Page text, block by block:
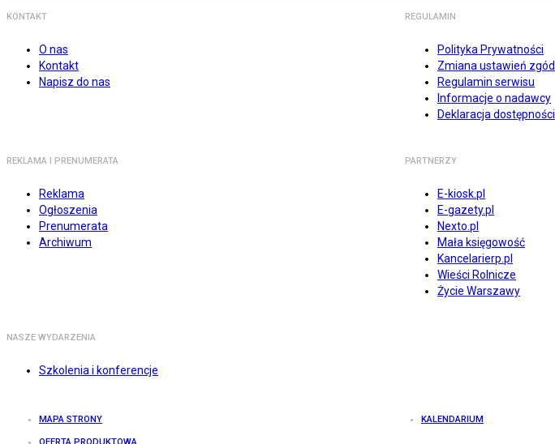
KONTAKT
O nas
Kontakt
Napisz do nas
REGULAMIN
Polityka Prywatności
Zmiana ustawień zgód
Regulamin serwisu
Informacje o nadawcy
Deklaracja dostępności
REKLAMA I PRENUMERATA
Reklama
Ogłoszenia
Prenumerata
Archiwum
PARTNERZY
E-kiosk.pl
E-gazety.pl
Nexto.pl
Mała księgowość
Kancelarierp.pl
Wieści Rolnicze
Życie Warszawy
NASZE WYDARZENIA
Szkolenia i konferencje
MAPA STRONY KALENDARIUM